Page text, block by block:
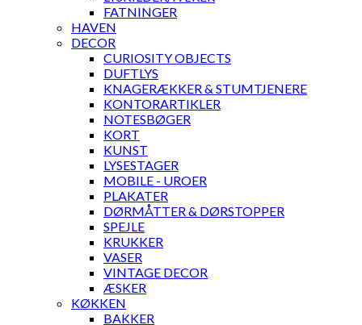
FATNINGER
HAVEN
DECOR
CURIOSITY OBJECTS
DUFTLYS
KNAGERÆKKER & STUMTJENERE
KONTORARTIKLER
NOTESBØGER
KORT
KUNST
LYSESTAGER
MOBILE - UROER
PLAKATER
DØRMÅTTER & DØRSTOPPER
SPEJLE
KRUKKER
VASER
VINTAGE DECOR
ÆSKER
KØKKEN
BAKKER